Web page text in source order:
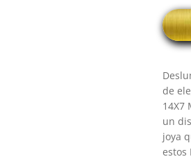
18K
PERLA
7
MM
14X7
MM
de
14X7
un
joya
estos